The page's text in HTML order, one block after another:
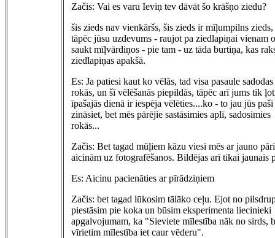
Začis: Vai es varu Ieviņ tev dāvāt šo krāšņo ziedu?
šis zieds nav vienkāršs, šis zieds ir mīļumpilns zieds,
tāpēc jūsu uzdevums - raujot pa ziedlapiņai vienam
saukt mīļvārdiņos - pie tam - uz tāda burtiņa, kas
ziedlapiņas apakšā.
Es: Ja patiesi kaut ko vēlās, tad visa pasaule sadodas
rokās, un šī vēlēšanās piepildās, tāpēc arī jums tik
īpašajās dienā ir iespēja vēlēties....ko - to jau jūs paši
zināsiet, bet mēs pārējie sastāsimies aplī, sadosimies
rokās...
Začis: Bet tagad mūļiem kāzu viesi mēs ar jauno
aicinām uz fotografēšanos. Bildējas arī tikai jaunais
Es: Aicinu pacienāties ar pīrādziņiem
Začis: bet tagad lūkosim tālāko ceļu. Ejot no
piestāsim pie koka un būsim eksperimenta liecinieki
apgalvojumam, ka "Sieviete mīlestība nāk no sirds,
vīrietim mīlestība iet caur vēderu".